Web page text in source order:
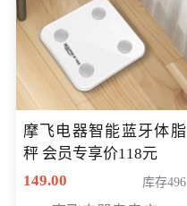
摩飞电器智能蓝牙体脂
秤 会员专享价118元
149.00
库存496